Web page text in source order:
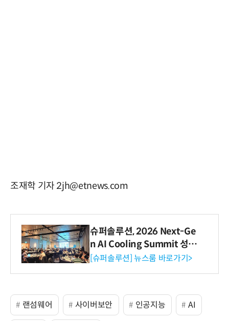
조재학 기자 2jh@etnews.com
슈퍼솔루션, 2026 Next-Ge
n AI Cooling Summit 성황
리 성료
[슈퍼솔루션] 뉴스룸 바로가기>
랜섬웨어 사이버보안 인공지능 AI